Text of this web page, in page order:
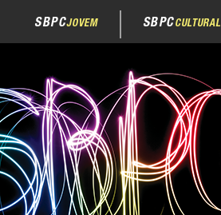
SBPCJOVEM SBPCCULTURAL